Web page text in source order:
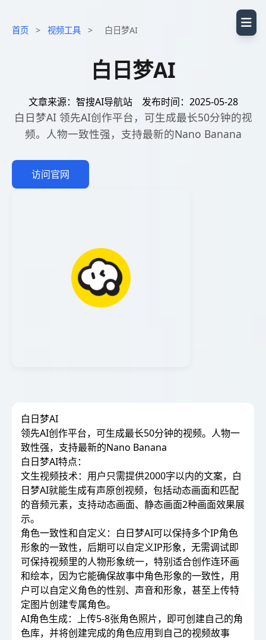
首页 > 视频工具 > 白日梦AI
白日梦AI
文章来源：智搜AI导航站 发布时间：2025-05-28
白日梦AI 领先AI创作平台，可生成最长50分钟的视
频。人物一致性强，支持最新的Nano Banana
访问官网
白日梦AI
领先AI创作平台，可生成最长50分钟的视频。人物一
致性强，支持最新的Nano Banana
白日梦AI特点：
文生视频技术：用户只需提供2000字以内的文案，白
日梦AI就能生成有声原创视频，包括动态画面和匹配
的音频元素，支持动态画面、静态画面2种画面效果展
示。
角色一致性和自定义：白日梦AI可以保持多个IP角色
形象的一致性，后期可以自定义IP形象，无需调试即
可保持视频里的人物形象统一，特别适合创作连环画
和绘本，因为它能确保故事中角色形象的一致性，用
户可以自定义角色的性别、声音和形象，甚至上传特
定图片创建专属角色。
AI角色生成：上传5-8张角色照片，即可创建自己的角
色库，并将创建完成的角色应用到自己的视频故事